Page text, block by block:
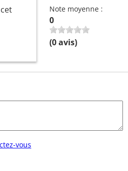
Note moyenne :
0
(0avis)
vous